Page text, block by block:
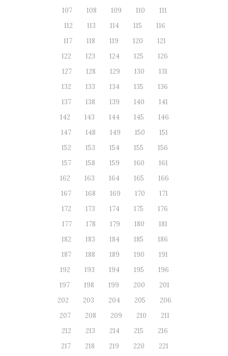
107
108 109 110
111
112
113 114 115
116
117
118 119 120
121
122
123 124 125
126
127
128 129 130
131
132
133 134 135
136
137
138 139 140
141
142
143 144 145
146
147
148 149 150
151
152
153 154 155
156
157
158 159 160
161
162
163 164 165
166
167
168 169 170
171
172
173 174 175
176
177
178 179 180
181
182
183 184 185
186
187
188 189 190
191
192
193 194 195
196
197
198 199 200
201
202
203 204 205
206
207
208 209 210
211
212
213 214 215
216
217
218 219 220
221